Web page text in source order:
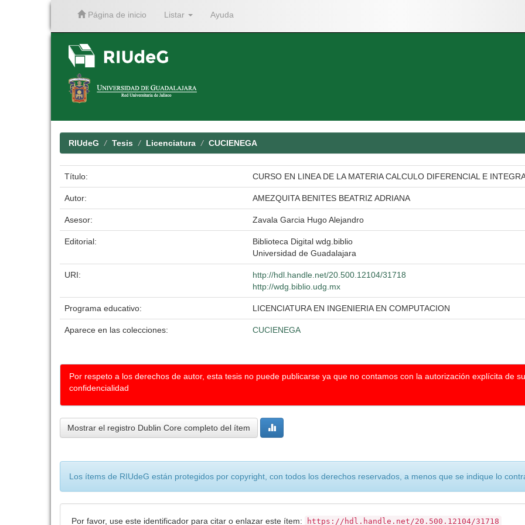
Página de inicio Listar Ayuda
RIUdeG Tesis Licenciatura CUCIENEGA
Título: CURSO EN LINEA DE LA MATERIA CALCULO DIFERENCIAL E
Autor: AMEZQUITA BENITES BEATRIZ ADRIANA
Asesor: Zavala Garcia Hugo Alejandro
Editorial:
Biblioteca Digital wdg.biblio
Universidad de Guadalajara
URI:
http://hdl.handle.net/20.500.12104/31718
http://wdg.biblio.udg.mx
Programa educativo: LICENCIATURA EN INGENIERIA EN COMPUTACION
Aparece en las colecciones: CUCIENEGA
Por respeto a los derechos de autor, esta tesis no puede publicarse ya que no contamos con la autorización explícita de
confidencialidad
Mostrar el registro Dublin Core completo del ítem
Los ítems de RIUdeG están protegidos por copyright, con todos los derechos reservados, a menos que se indique lo
Por favor, use este identificador para citar o enlazar este ítem: https://hdl.handle.net/20.500.12104/31718